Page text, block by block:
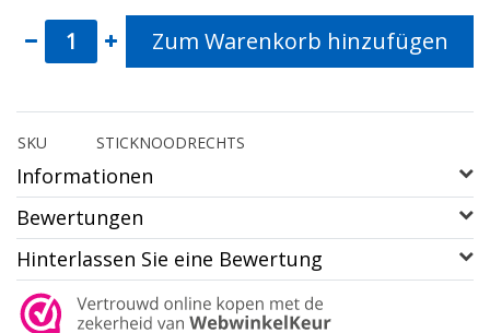
Zum Warenkorb hinzufügen
SKU STICKNOODRECHTS
Informationen
Bewertungen
Hinterlassen Sie eine Bewertung